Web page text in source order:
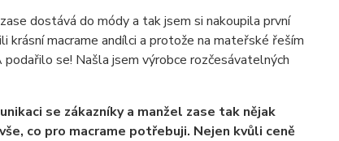
dostává do módy a tak jsem si nakoupila první
macrame andílci a protože na mateřské řeším
se! Našla jsem výrobce rozčesávatelných
se zákazníky a manžel zase tak nějak
co pro macrame potřebuji. Nejen kvůli ceně